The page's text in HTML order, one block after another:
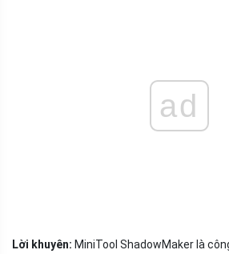
ad
Lời khuyên: MiniTool ShadowMaker là